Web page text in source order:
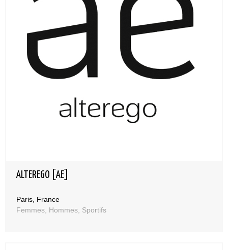
ALTEREGO [AE]
Paris, France
Femmes, Hommes, Sportifs